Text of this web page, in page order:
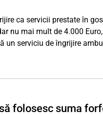
ca servicii prestate în
nu mai mult de 4.000
serviciu de îngrijire
folosesc suma